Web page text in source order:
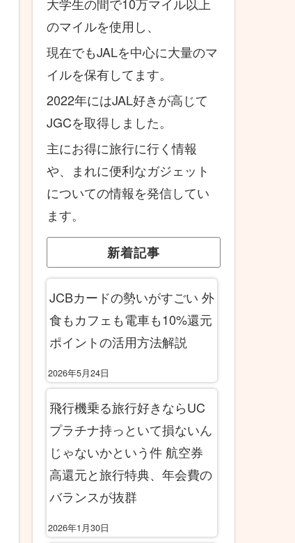
のマイルを使用し、
現在でもJALを中心に大量のマ
イルを保有してます。
2022年にはJAL好きが高じて
JGCを取得しました。
主にお得に旅行に行く情報
や、まれに便利なガジェット
についての情報を発信してい
ます。
新着記事
JCBカードの勢いがすごい 外
食もカフェも電車も10%還元
ポイントの活用方法解説
2026年5月24日
飛行機乗る旅行好きならUC
プラチナ持っといて損ないん
じゃないかという件 航空券
高還元と旅行特典、年会費の
バランスが抜群
2026年1月30日